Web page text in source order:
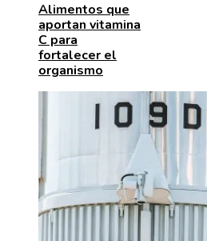
Alimentos que
aportan vitamina
C para
fortalecer el
organismo